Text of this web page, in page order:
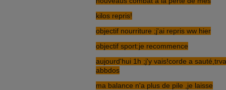
kilos repris!
objectif nourriture ;j'ai repris ww hier
objectif sport:je recommence
aujourd'hui 1h ;j'y vais!corde a
abbdos
ma balance n'a plus de pile ,je laisse